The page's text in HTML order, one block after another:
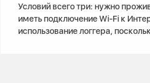
Условий всего три: нужно
иметь подключение Wi-Fi к
использование логгера,